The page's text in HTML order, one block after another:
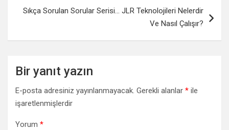
Sıkça Sorulan Sorular Serisi… JLR Teknolojileri Nelerdir
Ve Nasıl Çalışır?
Bir yanıt yazın
E-posta adresiniz yayınlanmayacak. Gerekli alanlar * ile
işaretlenmişlerdir
Yorum *